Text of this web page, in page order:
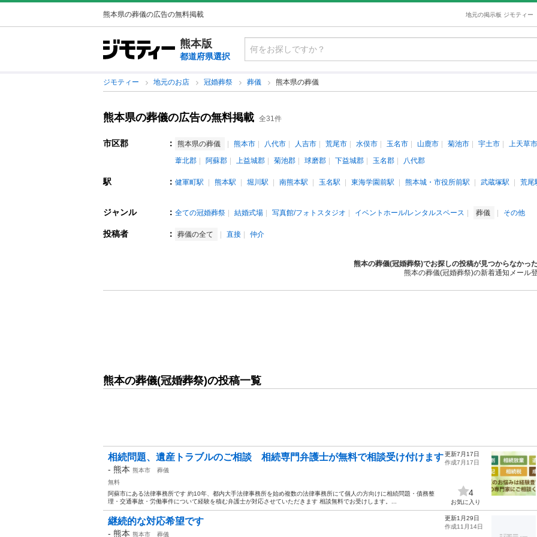
熊本県の葬儀の広告の無料掲載 地元の掲示板 ジモティー
熊本版
都道府県選択
ジモティー 地元のお店 冠婚葬祭 葬儀 熊本県の葬儀
熊本県の葬儀の広告の無料掲載 全31件
市区郡 ： 熊本県の葬儀 熊本市 八代市 人吉市 荒尾市 水俣市 玉名市 山鹿市 菊池市 宇土市
上天草市
葦北郡
阿蘇郡 上益城郡 菊池郡 球磨郡 下益城郡 玉名郡 八代郡
駅 ： 健軍町駅 熊本駅 堀川駅 南熊本駅 玉名駅 東海学園前駅 熊本城・市役所前駅 武蔵塚駅 荒尾
ジャンル ： 全ての冠婚葬祭 結婚式場 写真館/フォトスタジオ イベントホール/レンタルスペース 葬儀 その他
投稿者 ： 葬儀の全て 直接 仲介
熊本の葬儀(冠婚葬祭)でお探しの投稿が見つからなかっ
熊本の葬儀(冠婚葬祭)の新着通知メール
熊本の葬儀(冠婚葬祭)の投稿一覧
相続問題、遺産トラブルのご相談 相続専門弁護士が無料で相談受け付けます
- 熊本 熊本市
葬儀
無料
阿蘇市にある法律事務所です 約10年、都内大手法律事務所を始め複数の法律事務所にて個人の方向けに相続問題・債務整
理・交通事故・労働事件について経験を積む弁護士が対応させていただきます 相談無料でお受けします。...
更新7月17日
作成7月17日
4
お気に入り
継続的な対応希望です
- 熊本 熊本市 葬儀
更新1月29日
作成11月14日